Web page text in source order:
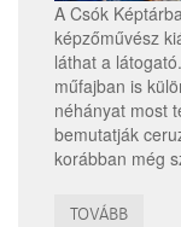
A Csók
képzőművész
láthat a
műfajban is
néhányat most
bemutatják
korábban még
TOVÁBB